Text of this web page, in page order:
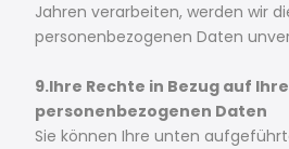
Jahren verarbeiten, werden wir
personenbezogenen Daten
9.Ihre Rechte in Bezug auf Ihre
personenbezogenen Daten
Sie können Ihre unten